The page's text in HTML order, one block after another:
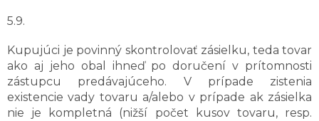
5.9.
Kupujúci je povinný skontrolovať zásielku, teda tovar
ako aj jeho obal ihneď po doručení v prítomnosti
zástupcu predávajúceho. V prípade zistenia
existencie vady tovaru a/alebo v prípade ak zásielka
nie je kompletná (nižší počet kusov tovaru, resp.